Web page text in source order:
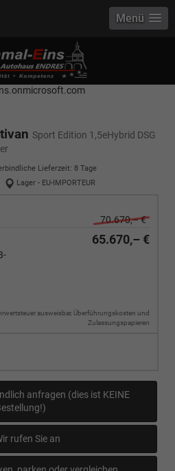
Points to address or value:
Host
to address or value: selector2-aee-
Menü
Sport Edition 1,5eHybrid DSG
Lieferzeit: 8 Tage
Lager - EU-IMPORTEUR
70.670,– €
65.670,– €
ausweisbar, Überführungskosten und
Zulassungspapieren
anfragen (dies ist KEINE
rufen Sie an